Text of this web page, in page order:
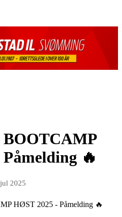
🔥
2025
HØST 2025 - Påmelding 🔥